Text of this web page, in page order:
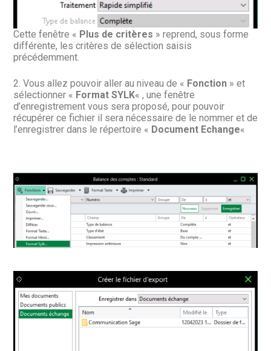
Cette fenêtre « Plus de critères » reprend, sous forme
différente, les critères de sélection saisis
précédemment.
2. Vous allez pouvoir aller au niveau de « Fonction » et
sélectionner « Format SYLK« , une fenêtre
d’enregistrement vous sera proposé, pour pouvoir
récupérer ce fichier il sera nécessaire de le nommer et de
l’enregistrer dans le répertoire « Document Echange«